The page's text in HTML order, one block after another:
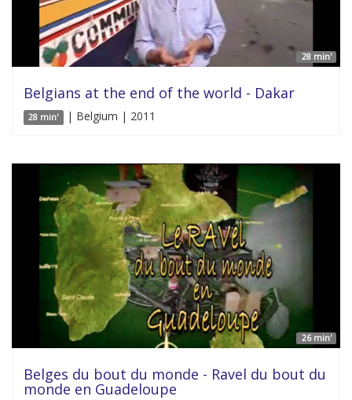
28 min'
Belgians at the end of the world - Dakar
28 min' | Belgium | 2011
26 min'
Belges du bout du monde - Ravel du bout du
monde en Guadeloupe